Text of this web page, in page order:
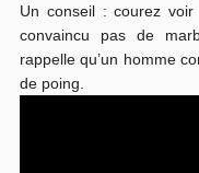
Un conseil : courez
convaincu pas de
rappelle qu’un homme
de poing.